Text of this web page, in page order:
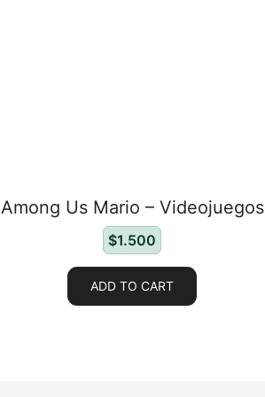
Among Us Mario – Videojuegos
$1.500
ADD TO CART